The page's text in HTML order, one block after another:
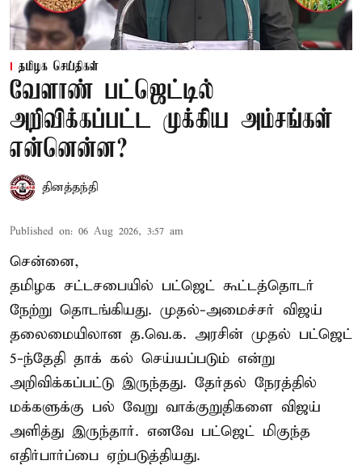
தமிழக செய்திகள்
வேளாண் பட்ஜெட்டில்
அறிவிக்கப்பட்ட முக்கிய அம்சங்கள்
என்னென்ன?
தினத்தந்தி
Published on: 06 Aug 2026, 3:57 am
சென்னை,
தமிழக சட்டசபையில் பட்ஜெட் கூட்டத்தொடர்
நேற்று தொடங்கியது. முதல்-அமைச்சர் விஜய்
தலைமையிலான த.வெ.க. அரசின் முதல் பட்ஜெட்
5-ந்தேதி தாக் கல் செய்யப்படும் என்று
அறிவிக்கப்பட்டு இருந்தது. தேர்தல் நேரத்தில்
மக்களுக்கு பல் வேறு வாக்குறுதிகளை விஜய்
அளித்து இருந்தார். எனவே பட்ஜெட் மிகுந்த
எதிர்பார்ப்பை ஏற்படுத்தியது.